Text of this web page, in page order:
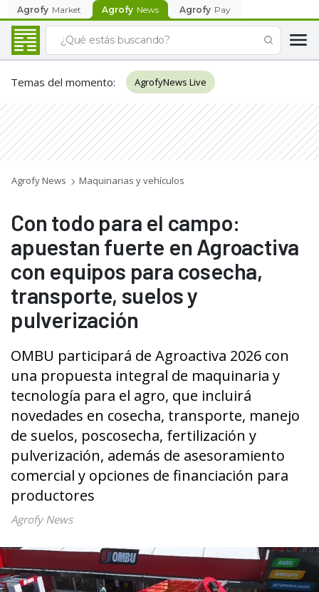
Agrofy Market Agrofy News Agrofy Pay
Temas del momento: AgrofyNews Live
Agrofy News Maquinarias y vehículos
Con todo para el campo:
apuestan fuerte en Agroactiva
con equipos para cosecha,
transporte, suelos y
pulverización
OMBU participará de Agroactiva 2026 con
una propuesta integral de maquinaria y
tecnología para el agro, que incluirá
novedades en cosecha, transporte, manejo
de suelos, poscosecha, fertilización y
pulverización, además de asesoramiento
comercial y opciones de financiación para
productores
Agrofy News